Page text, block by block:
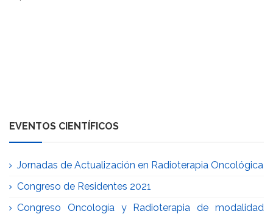
EVENTOS CIENTÍFICOS
Jornadas de Actualización en Radioterapia Oncológica
Congreso de Residentes 2021
Congreso Oncología y Radioterapia de modalidad